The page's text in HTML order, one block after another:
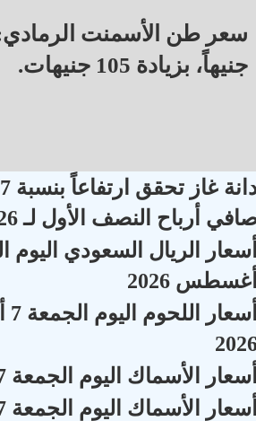
جنيهاً، بزيادة 105 جنيهات.
أرباح النصف الأول لـ 2026
2026
الأسماك اليوم الجمعة 7 أغسطس
الأسماك اليوم الجمعة 7 أغسطس